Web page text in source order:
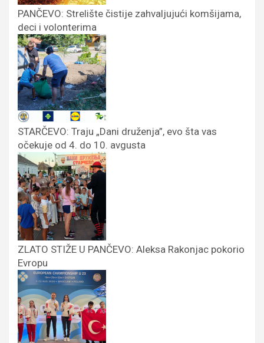
PANČEVO: Strelište čistije zahvaljujući komšijama,
deci i volonterima
STARČEVO: Traju „Dani druženja”, evo šta vas
očekuje od 4. do 10. avgusta
ZLATO STIŽE U PANČEVO: Aleksa Rakonjac pokorio
Evropu